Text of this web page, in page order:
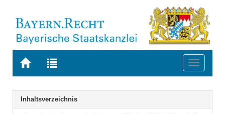
Zur
BAYERN.RECHT
Zur
letzten
Suche
Toggle
Navigation
Inhaltsverzeichnis